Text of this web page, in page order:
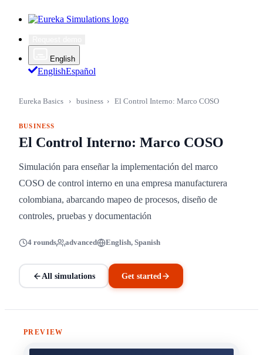
English
EnglishEspañol
Eureka Basics › business › El Control Interno: Marco COSO
BUSINESS
El Control Interno: Marco COSO
Simulación para enseñar la implementación del marco
COSO de control interno en una empresa manufacturera
colombiana, abarcando mapeo de procesos, diseño de
controles, pruebas y documentación
4 rounds advanced English, Spanish
All simulations Get started
PREVIEW